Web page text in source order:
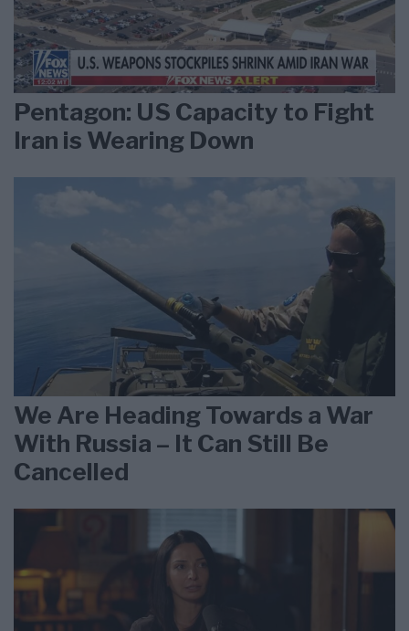
Pentagon: US Capacity to Fight
Iran is Wearing Down
We Are Heading Towards a War
With Russia – It Can Still Be
Cancelled